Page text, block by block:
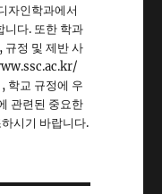
자인학과에서
니다. 또한 학과
규정 및 제반 사
학교 규정에 우
관련된 중요한
시기 바랍니다.